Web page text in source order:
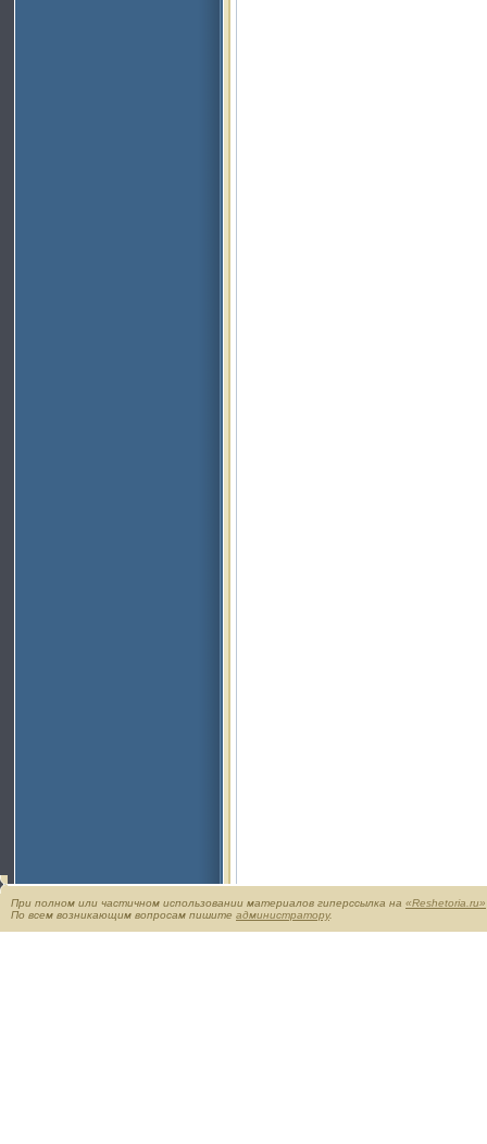
При полном или частичном использовании материалов гиперссылка на «Reshetoria.ru»
По всем возникающим вопросам пишите администратору.